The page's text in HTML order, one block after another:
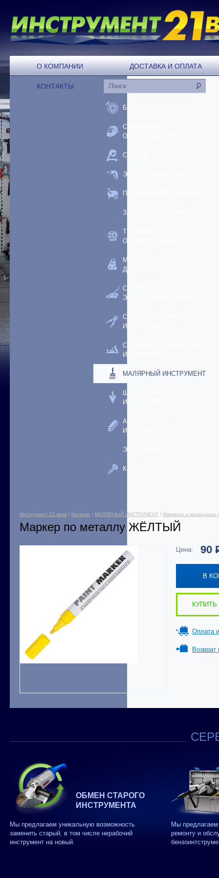
О КОМПАНИИ ДОСТАВКА И ОПЛАТА
КОНТАКТЫ
БЕНЗОИНСТРУМЕНТ
СВАРОЧНОЕ
ОБОРУДОВАНИЕ
СТАНКИ
ЭЛЕКТРОИНСТРУМЕНТ
ПНЕВМООБОРУДОВАНИЕ
ЗАРЯДНЫЕ УСТРОЙСТВА
ТЕПЛОВОЕ
ОБОРУДОВАНИЕ
МОЙКИ ВЫСОКОГО
ДАВЛЕНИЯ
САДОВЫЙ
ЭЛЕКТРОИНСТРУМЕНТ
САДОВЫЙ РУЧНОЙ
ИНСТРУМЕНТ
СТОЛЯРНО-СЛЕСАРНЫЙ
ИНСТРУМЕНТ
МАЛЯРНЫЙ ИНСТРУМЕНТ
ШТУКАТУРНЫЙ
ИНСТРУМЕНТ
АБРАЗИВНЫЙ
ИНСТРУМЕНТ
ЭЛЕКТРИКА
КРЕПЕЖ
Инструмент 21 века / Каталог / МАЛЯРНЫЙ ИНСТРУМЕНТ / Маркеры и карандаши
Маркер по металлу ЖЁЛТЫЙ
Цена: 90
В
КУПИТЬ
Оплата
Возврат
ОБМЕН СТАРОГО
ИНСТРУМЕНТА
Мы предлагаем уникальную возможность
заменить старый, в том числе нерабочий
инструмент на новый.
Мы
ремонту и